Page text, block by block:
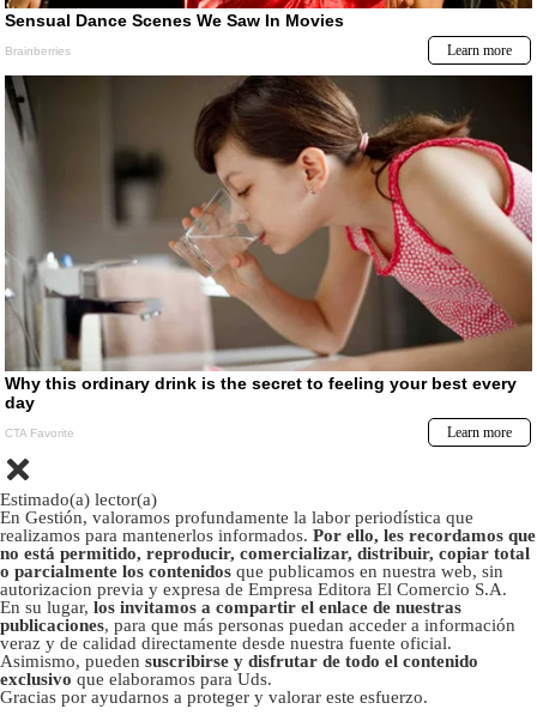
Estimado(a) lector(a)
En Gestión, valoramos profundamente la labor periodística que
realizamos para mantenerlos informados. Por ello, les recordamos que
no está permitido, reproducir, comercializar, distribuir, copiar total
o parcialmente los contenidos que publicamos en nuestra web, sin
autorizacion previa y expresa de Empresa Editora El Comercio S.A.
En su lugar, los invitamos a compartir el enlace de nuestras
publicaciones, para que más personas puedan acceder a información
veraz y de calidad directamente desde nuestra fuente oficial.
Asimismo, pueden suscribirse y disfrutar de todo el contenido
exclusivo que elaboramos para Uds.
Gracias por ayudarnos a proteger y valorar este esfuerzo.